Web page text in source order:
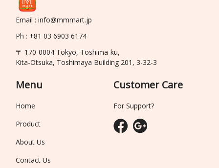
Email : info@mmmart.jp
Ph : +81 03 6903 6174
〒 170-0004 Tokyo, Toshima-ku,
Kita-Otsuka, Toshimaya Building 201, 3-32-3
Menu
Home
Product
About Us
Contact Us
Customer Care
For Support?